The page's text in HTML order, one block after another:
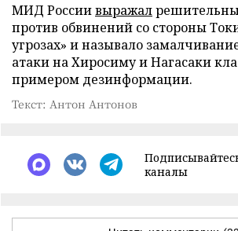
МИД Россиивыражал
против обвинений со стороны
угрозах» и называло
атаки на Хиросиму и Нагасаки
примером дезинформации.
Текст: Антон Антонов
каналы